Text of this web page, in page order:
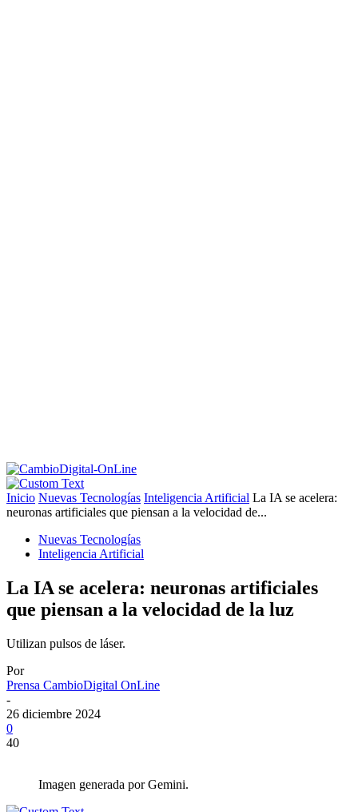
Inicio Nuevas Tecnologías Inteligencia Artificial La IA se acelera:
neuronas artificiales que piensan a la velocidad de...
Nuevas Tecnologías
Inteligencia Artificial
La IA se acelera: neuronas artificiales
que piensan a la velocidad de la luz
Utilizan pulsos de láser.
Por
Prensa CambioDigital OnLine
-
26 diciembre 2024
0
40
Imagen generada por Gemini.